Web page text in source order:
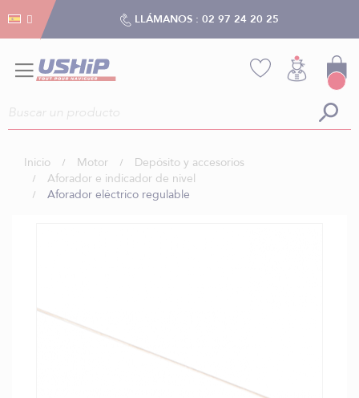
LLÁMANOS : 02 97 24 20 25
Inicio Motor
Depósito y accesorios
Aforador e indicador de nivel
Aforador eléctrico regulable
galería
Gestión de cookies
Gestión de cookies